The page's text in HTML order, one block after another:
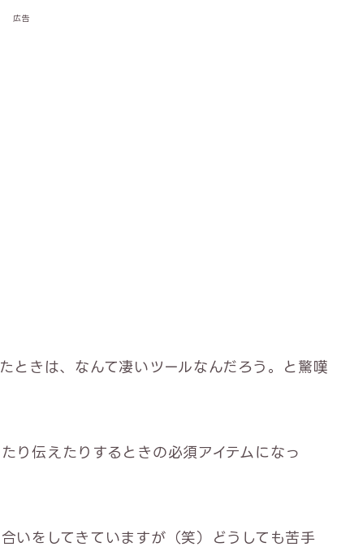
広告
きは、なんて凄いツールなんだろう。と驚嘆
り伝えたりするときの必須アイテムになっ
いをしてきていますが（笑）どうしても苦手